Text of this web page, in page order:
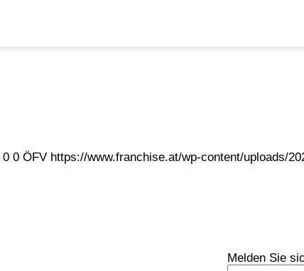
0 0 ÖFV https://www.franchise.at/wp-content/uploads/
Melden Sie